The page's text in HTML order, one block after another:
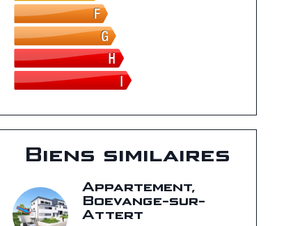
Biens similaires
Appartement,
Boevange-sur-
Attert